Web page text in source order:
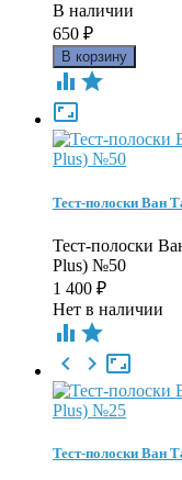
В наличии
650 ₽
 

Тест-полоски Ван
Тест-полоски
Plus) №50
1 400 ₽
Нет в наличии
 

 
Тест-полоски Ван